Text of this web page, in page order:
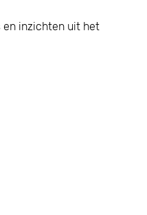
en inzichten uit het